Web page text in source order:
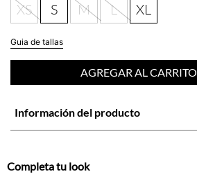
XS S M L XL
Guia de tallas
AGREGAR AL CARRITO
Información del producto
Completa tu look